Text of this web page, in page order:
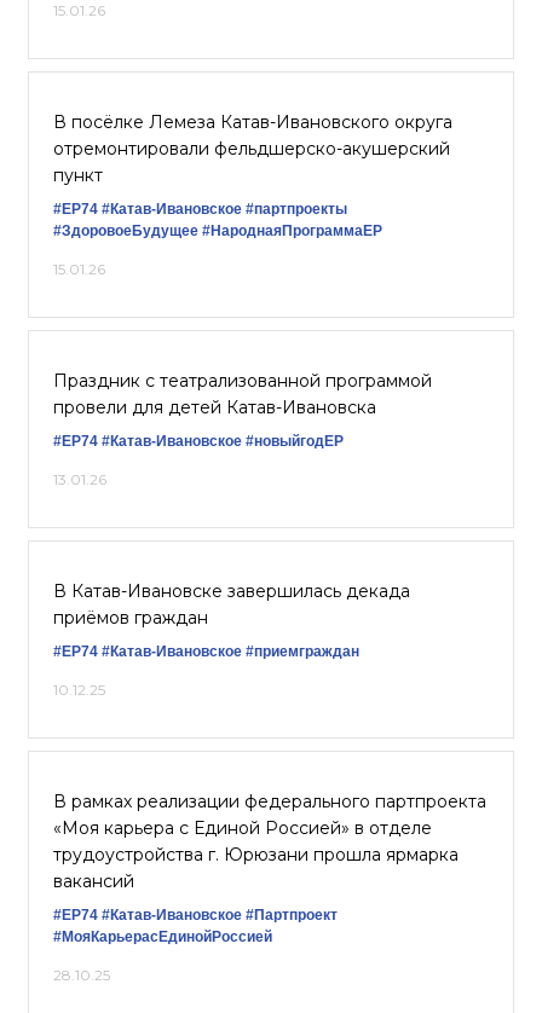
15.01.26
В посёлке Лемеза Катав-Ивановского округа
отремонтировали фельдшерско-акушерский
пункт
#ЕР74 #Катав-Ивановское #партпроекты
#ЗдоровоеБудущее #НароднаяПрограммаЕР
15.01.26
Праздник с театрализованной программой
провели для детей Катав-Ивановска
#ЕР74 #Катав-Ивановское #новыйгодЕР
13.01.26
В Катав-Ивановске завершилась декада
приёмов граждан
#ЕР74 #Катав-Ивановское #приемграждан
10.12.25
В рамках реализации федерального партпроекта
«Моя карьера с Единой Россией» в отделе
трудоустройства г. Юрюзани прошла ярмарка
вакансий
#ЕР74 #Катав-Ивановское #Партпроект
#МояКарьерасЕдинойРоссией
28.10.25